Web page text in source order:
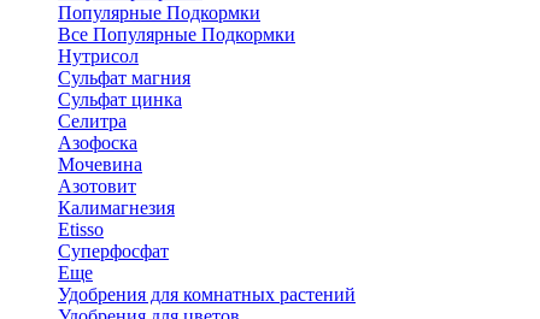
Популярные Подкормки
Все Популярные Подкормки
Нутрисол
Сульфат магния
Сульфат цинка
Селитра
Азофоска
Мочевина
Азотовит
Калимагнезия
Etisso
Суперфосфат
Еще
Удобрения для комнатных растений